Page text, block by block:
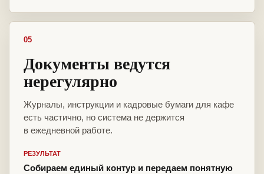
05
Документы ведутся
нерегулярно
Журналы, инструкции и кадровые бумаги для кафе
есть частично, но система не держится
в ежедневной работе.
РЕЗУЛЬТАТ
Собираем единый контур и передаем понятную